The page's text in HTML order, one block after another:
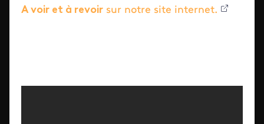
A voir et à revoir sur notre site internet.